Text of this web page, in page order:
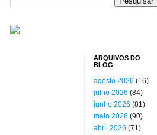
ARQUIVOS DO
BLOG
agosto 2026 (16)
julho 2026 (84)
junho 2026 (81)
maio 2026 (90)
abril 2026 (71)